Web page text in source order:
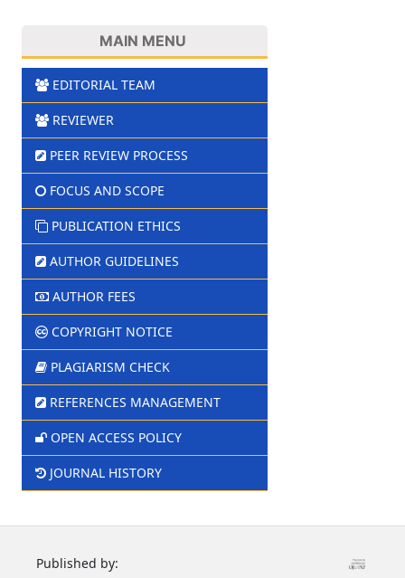
MAIN MENU
EDITORIAL TEAM
REVIEWER
PEER REVIEW PROCESS
FOCUS AND SCOPE
PUBLICATION ETHICS
AUTHOR GUIDELINES
AUTHOR FEES
COPYRIGHT NOTICE
PLAGIARISM CHECK
REFERENCES MANAGEMENT
OPEN ACCESS POLICY
JOURNAL HISTORY
Published by: